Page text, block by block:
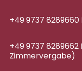
+49 9737
+49 9737
Zimmervergabe)